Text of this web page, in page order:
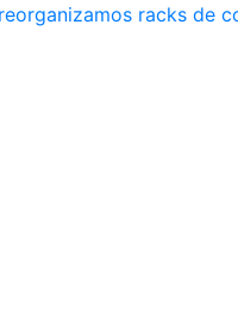
racks de